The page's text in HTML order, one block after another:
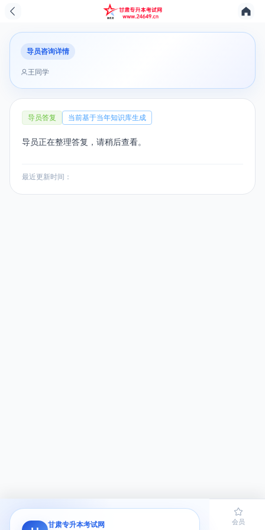
导员咨询详情
王同学
导员答复 当前基于当年知识库生成
导员正在整理答复，请稍后查看。
最近更新时间：
甘肃专升本考试网
首页 题库 会员